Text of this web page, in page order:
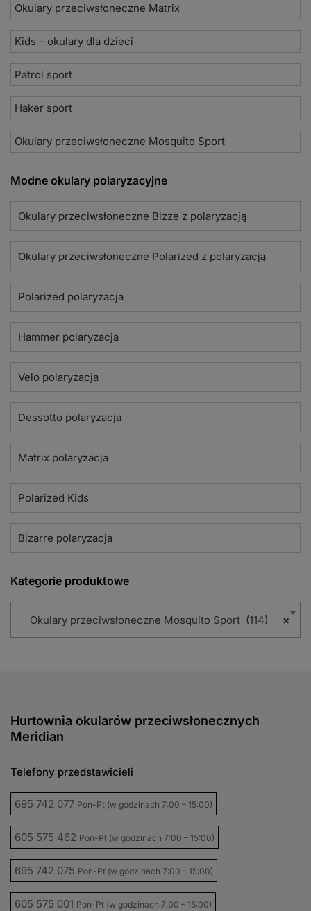
Okulary przeciwsłoneczne Matrix
Kids – okulary dla dzieci
Patrol sport
Haker sport
Okulary przeciwsłoneczne Mosquito Sport
Modne okulary polaryzacyjne
Okulary przeciwsłoneczne Bizze z polaryzacją
Okulary przeciwsłoneczne Polarized z polaryzacją
Polarized polaryzacja
Hammer polaryzacja
Velo polaryzacja
Dessotto polaryzacja
Matrix polaryzacja
Polarized Kids
Bizarre polaryzacja
Kategorie produktowe
×
Okulary przeciwsłoneczne Mosquito Sport (114)
Hurtownia okularów przeciwsłonecznych
Meridian
Telefony przedstawicieli
695 742 077 Pon-Pt (w godzinach 7:00 – 15:00)
605 575 462 Pon-Pt (w godzinach 7:00 – 15:00)
695 742 075 Pon-Pt (w godzinach 7:00 – 15:00)
605 575 001 Pon-Pt (w godzinach 7:00 – 15:00)